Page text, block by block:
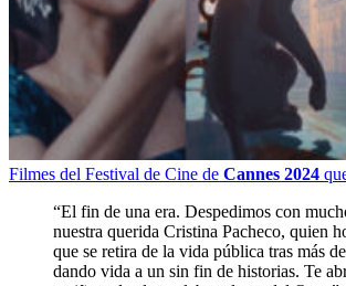
Filmes del Festival de Cine de Cannes 2024
“El fin de una era. Despedimos con
nuestra querida Cristina Pacheco, quien
que se retira de la vida pública tras más
dando vida a un sin fin de historias. Te